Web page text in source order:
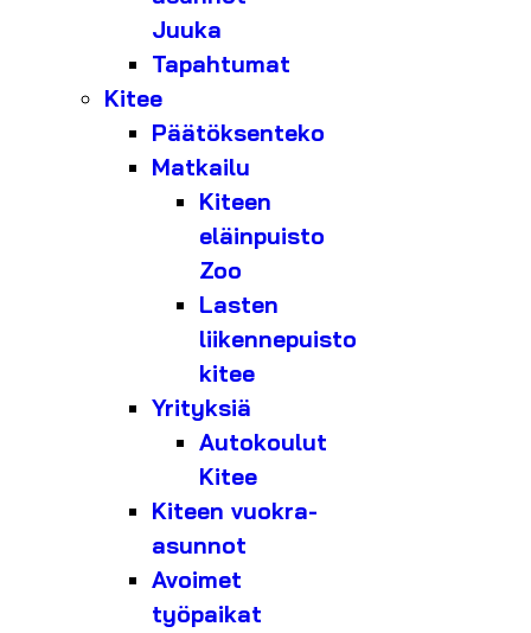
Juuka
Tapahtumat
Kitee
Päätöksenteko
Matkailu
Kiteen
eläinpuisto
Zoo
Lasten
liikennepuisto
kitee
Yrityksiä
Autokoulut
Kitee
Kiteen vuokra-
asunnot
Avoimet
työpaikat